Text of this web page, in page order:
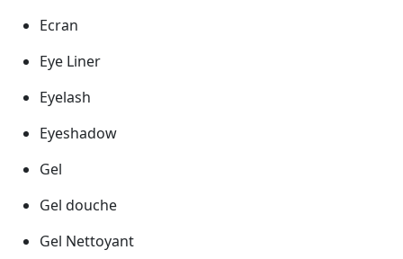
Ecran
Eye Liner
Eyelash
Eyeshadow
Gel
Gel douche
Gel Nettoyant